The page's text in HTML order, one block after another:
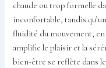
chaude ou trop formelle
inconfortable, tandis
fluidité du mouvement, en
amplifie le plaisir et la
bien-être se reflète dans le